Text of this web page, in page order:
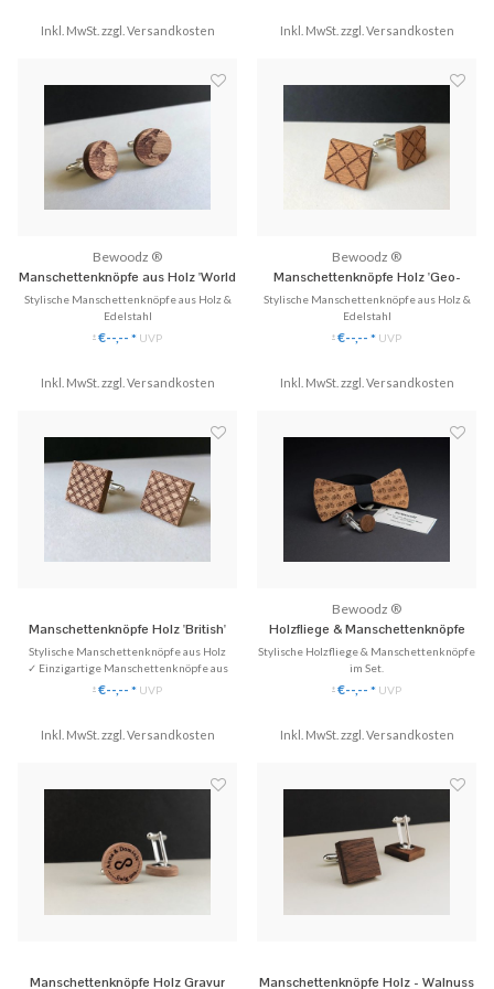
✓ Beliebt als Geschenkidee!
Inkl. MwSt. zzgl. Versandkosten
Zeichnung, Logo, Motiv etc.)
Inkl. MwSt. zzgl. Versandkosten
Bewoodz ®
Manschettenknöpfe aus Holz 'World
Traveller'
Stylische Manschettenknöpfe aus Holz &
Edelstahl
✓ Einzigartige Manschettenknöpfe aus
Echtholz.
✓ Stilvoll & Nachhaltig
*€--,-- * UVP
Inkl. MwSt. zzgl. Versandkosten
Bewoodz ®
Manschettenknöpfe Holz 'Geo-
Muster'
Stylische Manschettenknöpfe aus Holz &
Edelstahl
✓ Einzigartige Manschettenknöpfe aus
Echtholz.
✓ Stilvoll & Nachhaltig
*€--,-- * UVP
Inkl. MwSt. zzgl. Versandkosten
Manschettenknöpfe Holz 'British'
Stylische Manschettenknöpfe aus Holz
✓ Einzigartige Manschettenknöpfe aus
Echtholz.
♥ Gratis Versand (DE)
*€--,-- * UVP
Inkl. MwSt. zzgl. Versandkosten
Bewoodz ®
Holzfliege & Manschettenknöpfe
Set - Cycling
Stylische Holzfliege & Manschettenknöpfe
im Set.
✓ Einzigartige Manschettenknöpfe aus
✓ Stilvoll & Nachhaltig
*€--,-- * UVP
Inkl. MwSt. zzgl. Versandkosten
Manschettenknöpfe Holz Gravur
Manschettenknöpfe Holz - Walnuss